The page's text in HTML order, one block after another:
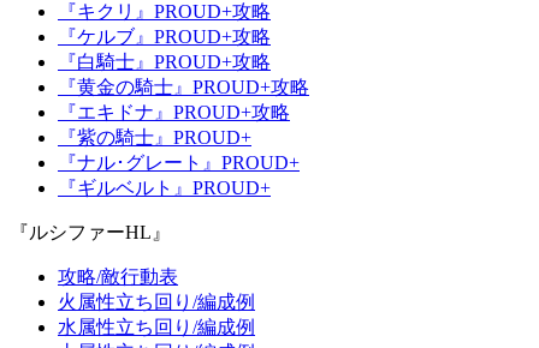
『キクリ』PROUD+攻略
『ケルブ』PROUD+攻略
『白騎士』PROUD+攻略
『黄金の騎士』PROUD+攻略
『エキドナ』PROUD+攻略
『紫の騎士』PROUD+
『ナル･グレート』PROUD+
『ギルベルト』PROUD+
『ルシファーHL』
攻略/敵行動表
火属性立ち回り/編成例
水属性立ち回り/編成例